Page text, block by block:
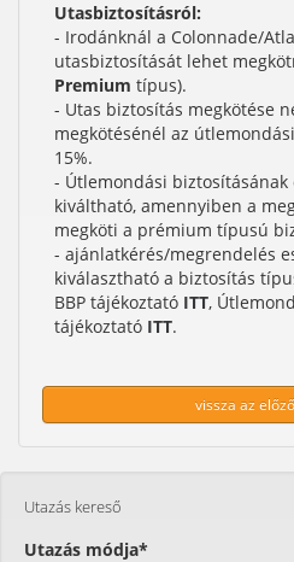
Utasbiztosításról:
- Irodánknál a Colonnade/
utasbiztosítását lehet
Premium típus).
- Utas biztosítás megkötése
megkötésénél az
15%.
- Útlemondási biztosításának
kiváltható, amennyiben a
megköti a prémium típusú
- ajánlatkérés/megrendelés
kiválasztható a biztosítás
BBP tájékoztató ITT,
tájékoztató ITT.
vissza az
Utazás kereső
Utazás módja*